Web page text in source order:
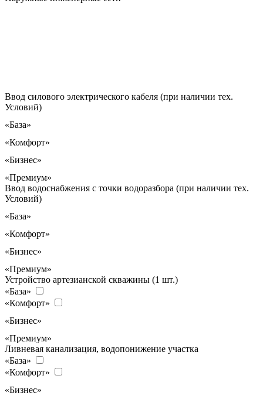
Ввод силового электрического кабеля (при наличии тех.
Условий)
«База»
«Комфорт»
«Бизнес»
«Премиум»
Ввод водоснабжения с точки водоразбора (при наличии тех.
Условий)
«База»
«Комфорт»
«Бизнес»
«Премиум»
Устройство артезианской скважины (1 шт.)
«База»
«Комфорт»
«Бизнес»
«Премиум»
Ливневая канализация, водопонижение участка
«База»
«Комфорт»
«Бизнес»